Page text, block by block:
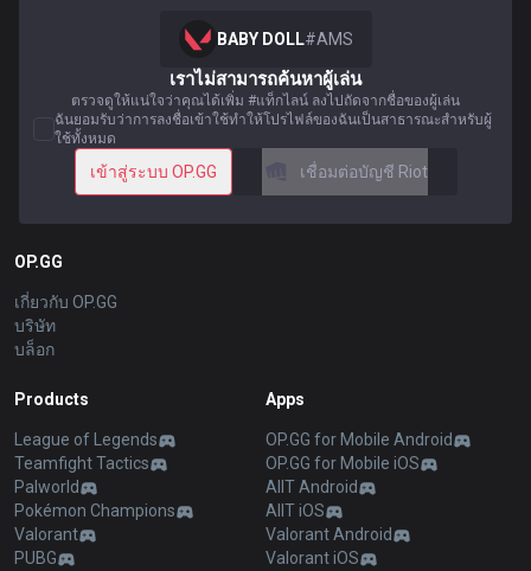
BABY DOLL#AMS
เราไม่สามารถค้นหาผู้เล่น
ตรวจดูให้แน่ใจว่าคุณได้เพิ่ม #แท็กไลน์ ลงไปถัดจากชื่อของผู้เล่น
ฉันยอมรับว่าการลงชื่อเข้าใช้ทำให้โปรไฟล์ของฉันเป็นสาธารณะสำหรับผู้
ใช้ทั้งหมด
เข้าสู่ระบบ OP.GG เชื่อมต่อบัญชี Riot
OP.GG
เกี่ยวกับ OP.GG
บริษัท
บล็อก
Products
League of Legends
Teamfight Tactics
Palworld
Pokémon Champions
Valorant
PUBG
Apps
OP.GG for Mobile Android
OP.GG for Mobile iOS
AllT Android
AllT iOS
Valorant Android
Valorant iOS